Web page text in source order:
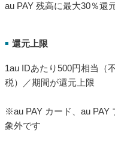
au PAY 残高に最大30％還
■ 還元上限
1au IDあたり500円相当（
税）／期間が還元上限
※au PAY カード、au PAY
象外です